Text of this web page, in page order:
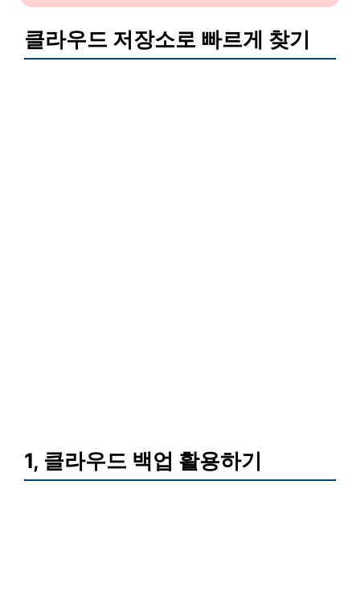
클라우드 저장소로 빠르게 찾기
1, 클라우드 백업 활용하기